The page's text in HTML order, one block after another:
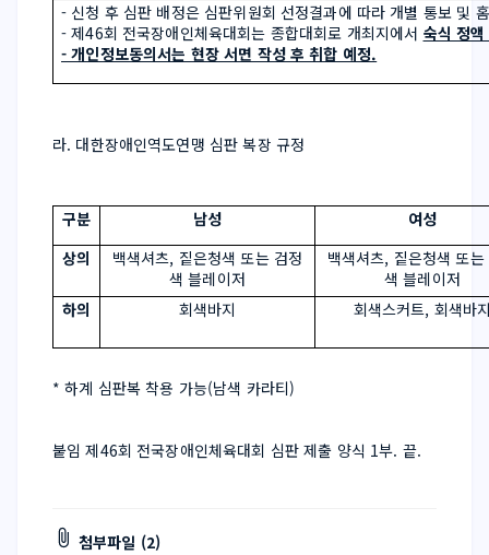
- 신청 후 심판 배정은 심판위원회 선정결과에 따라 개별 통보 및
- 제46회 전국장애인체육대회는 종합대회로 개최지에서 숙식 정
- 개인정보동의서는 현장 서면 작성 후 취합 예정.
라. 대한장애인역도연맹 심판 복장 규정
구분 남성
여성
상의
백색셔츠, 짙은청색 또는 검정
색 블레이저
백색셔츠, 짙은청색 또는
색 블레이저
하의
회색바지 회색스커트, 회색바
* 하계 심판복 착용 가능(남색 카라티)
붙임 제46회 전국장애인체육대회 심판 제출 양식 1부. 끝.
첨부파일 (2)